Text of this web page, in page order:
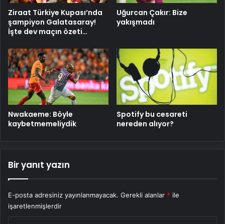
Ziraat Türkiye Kupası’nda
şampiyon Galatasaray!
İşte dev maçın özeti…
Uğurcan Çakır: Bize
yakışmadı
Nwakaeme: Böyle
kaybetmemeliydik
Spotify bu cesareti
nereden alıyor?
Bir yanıt yazın
E-posta adresiniz yayınlanmayacak. Gerekli alanlar * ile
işaretlenmişlerdir